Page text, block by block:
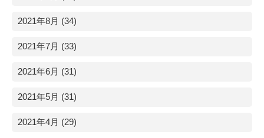
2021年8月 (34)
2021年7月 (33)
2021年6月 (31)
2021年5月 (31)
2021年4月 (29)